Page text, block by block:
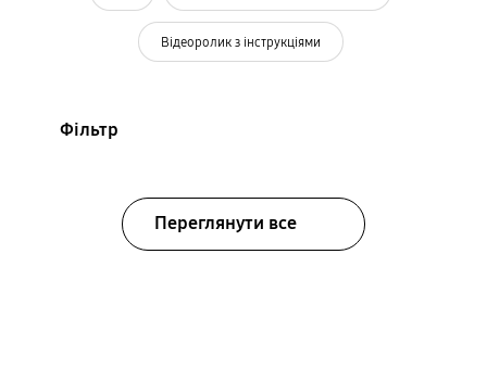
Відеоролик з інструкціями
Фільтр
Переглянути все